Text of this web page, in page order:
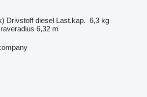
Drivstoff diesel Last.kap. 6,3 kg
6,32 m